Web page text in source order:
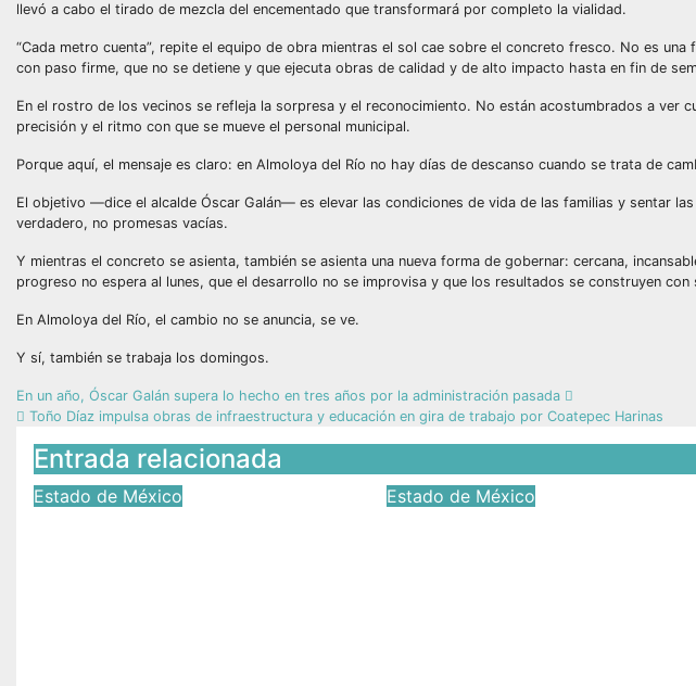
llevó a cabo el tirado de mezcla del encementado que transformará por completo la vialidad.
“Cada metro cuenta”, repite el equipo de obra mientras el sol cae sobre el concreto fresco. No es
con paso firme, que no se detiene y que ejecuta obras de calidad y de alto impacto hasta en fin de
En el rostro de los vecinos se refleja la sorpresa y el reconocimiento. No están acostumbrados a ver
precisión y el ritmo con que se mueve el personal municipal.
Porque aquí, el mensaje es claro: en Almoloya del Río no hay días de descanso cuando se trata de
El objetivo —dice el alcalde Óscar Galán— es elevar las condiciones de vida de las familias y sentar
verdadero, no promesas vacías.
Y mientras el concreto se asienta, también se asienta una nueva forma de gobernar: cercana,
progreso no espera al lunes, que el desarrollo no se improvisa y que los resultados se construyen
En Almoloya del Río, el cambio no se anuncia, se ve.
Y sí, también se trabaja los domingos.
En un año, Óscar Galán supera lo hecho en tres años por la administración pasada
Toño Díaz impulsa obras de infraestructura y educación en gira de trabajo por Coatepec Harinas
Entrada relacionada
Estado de México Estado de México